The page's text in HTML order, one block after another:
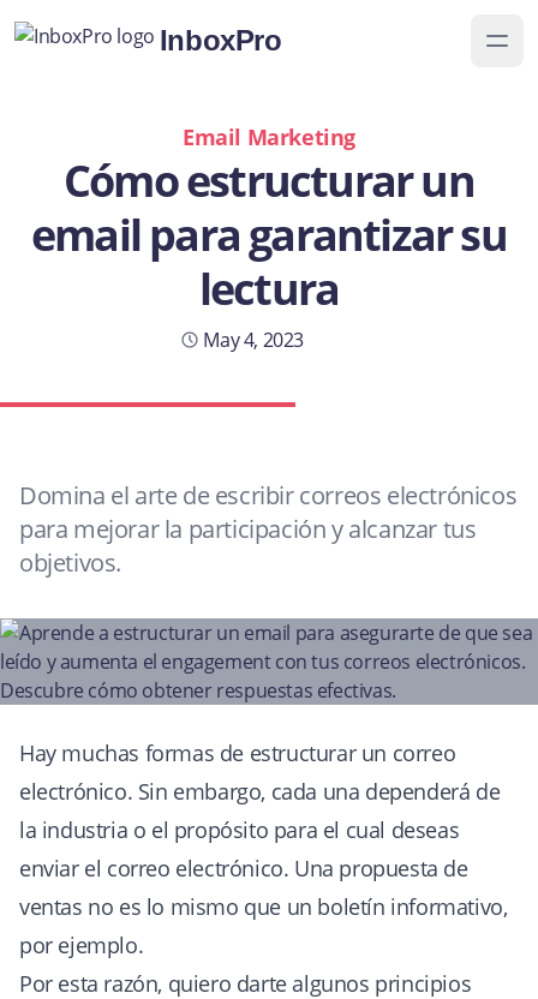
InboxPro
Email Marketing
Cómo estructurar un
email para garantizar su
lectura
May 4, 2023
Domina el arte de escribir correos electrónicos
para mejorar la participación y alcanzar tus
objetivos.
Hay muchas formas de estructurar un correo
electrónico. Sin embargo, cada una dependerá de
la industria o el propósito para el cual deseas
enviar el correo electrónico. Una propuesta de
ventas no es lo mismo que un boletín informativo,
por ejemplo.
Por esta razón, quiero darte algunos principios